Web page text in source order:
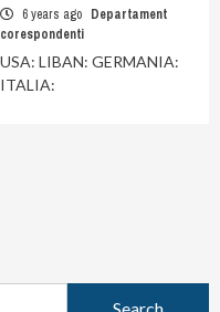
6 years ago Departament
corespondenti
USA: LIBAN: GERMANIA:
ITALIA: